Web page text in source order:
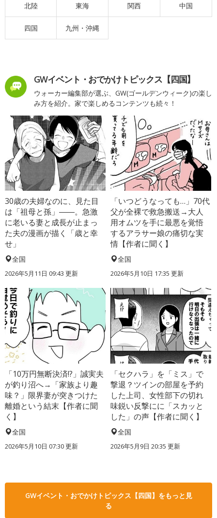
北陸 東海 関西 中国
四国 九州・沖縄
GWイベント・おでかけトピックス【四国】
ウォーカー編集部が選ぶ、GW(ゴールデンウィーク)の楽し
み方を紹介。家で楽しめるコンテンツも続々！
30歳の夫婦なのに、見た目
は「祖母と孫」――。急激
に老いる妻と成長が止まっ
た夫の漫画が描く「歳と幸
せ」
全国
2026年5月11日 09:43 更新
「いつどうなっても…」70代
父が全裸で救急搬送→大人
用オムツを手に最悪を覚悟
するアラサー娘の痛切な実
情【作者に聞く】
全国
2026年5月10日 17:35 更新
「10万円無断決済!?」誠実夫
が釣り沼へ→「家族より趣
味？」限界妻が突きつけた
離婚という結末【作者に聞
く】
全国
2026年5月10日 07:30 更新
「セクハラ」を「ミス」で
撃退？ツインの部屋を予約
した上司、女性部下の切れ
味鋭い反撃にに「スカッと
した」の声【作者に聞く】
全国
2026年5月9日 20:35 更新
GWイベント・おでかけトピックス【四国】をもっと見
る